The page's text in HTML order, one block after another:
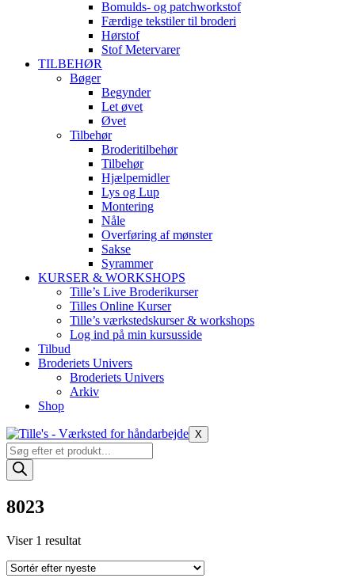
Bomulds- og patchworkstof
Færdige tekstiler til broderi
Hørstof
Stof Metervarer
TILBEHØR
Bøger
Begynder
Let øvet
Øvet
Tilbehør
Broderitilbehør
Tilbehør
Hjælpemidler
Lys og Lup
Montering
Nåle
Overføring af mønster
Sakse
Syrammer
KURSER & WORKSHOPS
Tille’s Live Broderikurser
Tilles Online Kurser
Tille’s værkstedskurser & workshops
Log ind på min kursusside
Tilbud
Broderiets Univers
Broderiets Univers
Arkiv
Shop
X
Products
search
8023
Viser 1 resultat